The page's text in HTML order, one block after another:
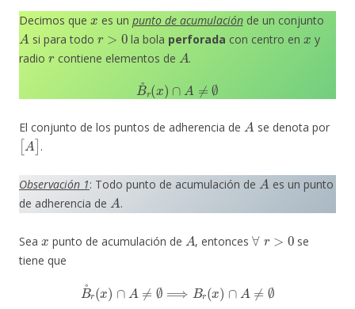
Decimos que
x
es un punto de acumulaciónde un conjunto
A
si para todo
r>0
la bola perforada con centro en
x
y
radio
r
contiene elementos de
A
.
B ˚r x A ∅
El conjunto de los puntos de adherencia de
A
se denota por
[A]
.
Observación 1: Todo punto de acumulación de
A
es un punto
de adherencia de
A
.
Sea punto de acumulación de
A
, entonces
∀
se
tiene que
B ˚ ∩ A ≠∅ Br x ∩ ∅